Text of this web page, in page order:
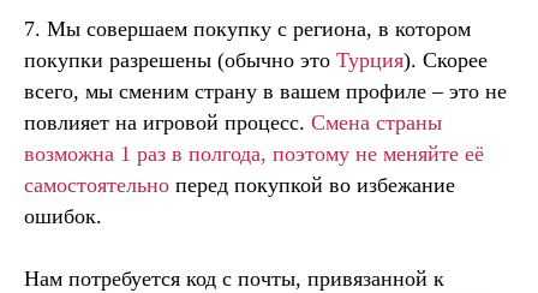
7. Мы совершаем покупку с региона, в котором
покупки разрешены (обычно это Турция). Скорее
всего, мы сменим страну в вашем профиле – это не
повлияет на игровой процесс. Смена страны
возможна 1 раз в полгода, поэтому не меняйте её
самостоятельно перед покупкой во избежание
ошибок.
Нам потребуется код с почты, привязанной к